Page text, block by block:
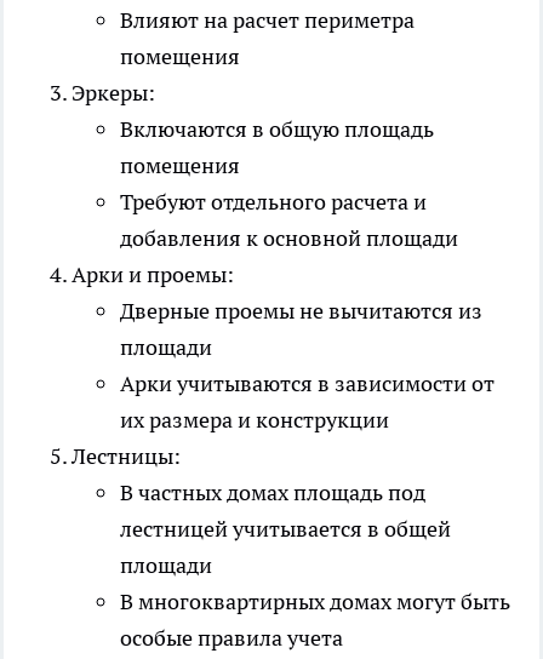
Влияют на расчет периметра
помещения
Эркеры:
Включаются в общую площадь
помещения
Требуют отдельного расчета и
добавления к основной площади
Арки и проемы:
Дверные проемы не вычитаются из
площади
Арки учитываются в зависимости от
их размера и конструкции
Лестницы:
В частных домах площадь под
лестницей учитывается в общей
площади
В многоквартирных домах могут быть
особые правила учета